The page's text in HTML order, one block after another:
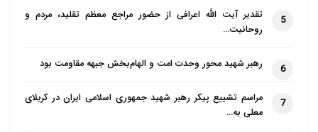
همراه دارد که نمی‌توان از آن‌ها چشم‌پوشی کرد. قیمت
مناسب، یکی از مهم‌ترین مزیت‌های این تجارت است. چین
می‌تواند محصولاتی با قیمت رقابتی به بازارهای جهانی
عرضه کند. این موضوع، برای مصرف‌کنندگان ایرانی که به
دنبال گزینه‌های اقتصادی هستند، بسیار حائز اهمیت
5
تقدیر آیت الله اعرافی از حضور مراجع معظم تقلید، مردم و
روحانیت…
6 رهبر شهید محور وحدت امت و الهام‌بخش جبهه مقاومت بود
7
مراسم تشییع پیکر رهبر شهید جمهوری اسلامی ایران در کربلای
معلی به…